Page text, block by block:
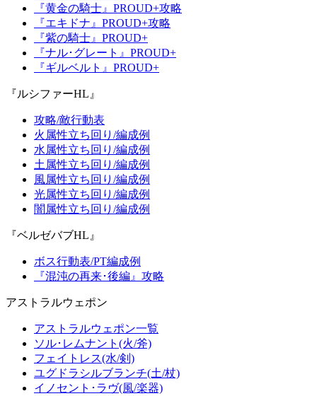
『黄金の騎士』PROUD+攻略
『エキドナ』PROUD+攻略
『紫の騎士』PROUD+
『ナル･グレート』PROUD+
『ギルベルト』PROUD+
『ルシファーHL』
攻略/敵行動表
火属性立ち回り/編成例
水属性立ち回り/編成例
土属性立ち回り/編成例
風属性立ち回り/編成例
光属性立ち回り/編成例
闇属性立ち回り/編成例
『ベルゼバブHL』
ボス行動表/PT編成例
『混沌の再来･後編』攻略
アストラルウェポン
アストラルウェポン一覧
ソル･レムナント(火/斧)
フェイトレス(水/剣)
ユグドラシルブランチ(土/杖)
イノセント･ラヴ(風/楽器)